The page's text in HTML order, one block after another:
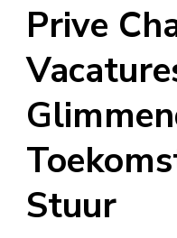
Prive
Stuur